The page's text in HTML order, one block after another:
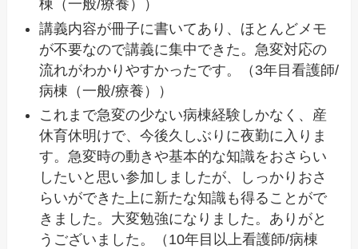
棟（一般/療養））
講義内容が冊子に書いてあり、ほとんどメモ
が不要なので講義に集中できた。急変対応の
流れがわかりやすかったです。（3年目看護師/
病棟（一般/療養））
これまで急変の少ない病棟経験しかなく、産
休育休明けで、今後久しぶりに夜勤に入りま
す。急変時の動きや基本的な知識をおさらい
したいと思い参加しましたが、しっかりおさ
らいができた上に新たな知識も得ることがで
きました。大変勉強になりました。ありがと
うございました。（10年目以上看護師/病棟